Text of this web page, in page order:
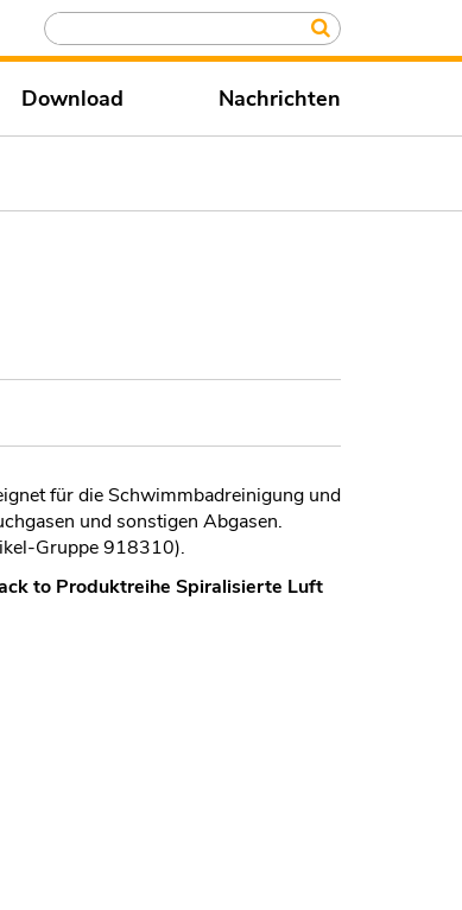
Download Nachrichten
für die Schwimmbadreinigung und
und sonstigen Abgasen.
Gruppe 918310).
to Produktreihe Spiralisierte Luft